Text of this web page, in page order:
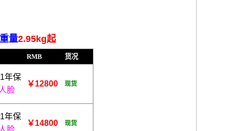
量2.95kg起
RMB 货况
年保
脸
￥12800 现货
年保
脸
￥14800 现货